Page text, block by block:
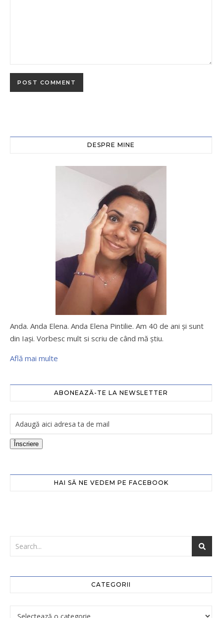
DESPRE MINE
Anda. Anda Elena. Anda Elena Pintilie. Am 40 de ani şi sunt
din Iaşi. Vorbesc mult si scriu de când mă ştiu.
Află mai multe
ABONEAZĂ-TE LA NEWSLETTER
Înscriere
HAI SĂ NE VEDEM PE FACEBOOK
CATEGORII